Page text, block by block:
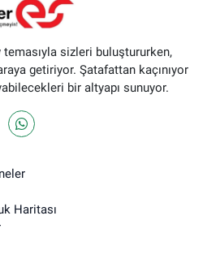
sizleri buluştururken,
getiriyor. Şatafattan kaçınıyor
bir altyapı sunuyor.
Haritası